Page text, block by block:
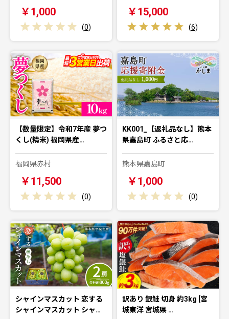
￥1,000
(0)
￥15,000
(6)
【数量限定】令和7年産 夢つ
くし(精米) 福岡県産…
福岡県赤村
￥11,500
(0)
KK001_【返礼品なし】熊本
県嘉島町 ふるさと応…
熊本県嘉島町
￥1,000
(0)
シャインマスカット 恋する
シャインマスカット シャ…
訳あり 銀鮭 切身 約3kg [宮
城東洋 宮城県 …